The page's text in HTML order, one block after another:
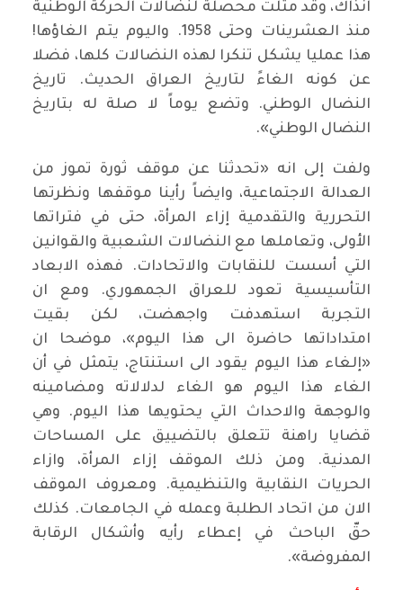
آنذاك، وقد مثّلت محصلةً لنضالات الحركة الوطنية
منذ العشرينات وحتى 1958. واليوم يتم الغاؤها!
هذا عمليا يشكل تنكرا لهذه النضالات كلها، فضلا
عن كونه الغاءً لتاريخ العراق الحديث. تاريخ
النضال الوطني. وتضع يوماً لا صلة له بتاريخ
النضال الوطني».
ولفت إلى انه «تحدثنا عن موقف ثورة تموز من
العدالة الاجتماعية، وايضاً رأينا موقفها ونظرتها
التحررية والتقدمية إزاء المرأة، حتى في فتراتها
الأولى، وتعاملها مع النضالات الشعبية والقوانين
التي أسست للنقابات والاتحادات. فهذه الابعاد
التأسيسية تعود للعراق الجمهوري. ومع ان
التجربة استهدفت واجهضت، لكن بقيت
امتداداتها حاضرة الى هذا اليوم»، موضحا ان
«إلغاء هذا اليوم يقود الى استنتاج، يتمثل في أن
الغاء هذا اليوم هو الغاء لدلالاته ومضامينه
والوجهة والاحداث التي يحتويها هذا اليوم. وهي
قضايا راهنة تتعلق بالتضييق على المساحات
المدنية. ومن ذلك الموقف إزاء المرأة، وازاء
الحريات النقابية والتنظيمية. ومعروف الموقف
الان من اتحاد الطلبة وعمله في الجامعات. كذلك
حقّ الباحث في إعطاء رأيه وأشكال الرقابة
المفروضة».